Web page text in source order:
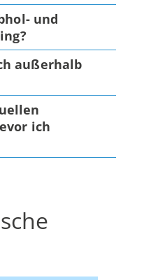
und
außerhalb
ich